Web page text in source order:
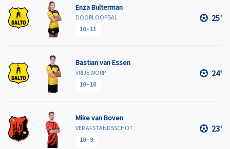
Enza Bulterman
DOORLOOPBAL
10- 11
25'
Bastian van Essen
VRIJE WORP
10- 10
24'
Mike van Boven
VER AFSTANDSSCHOT
10- 9
23'